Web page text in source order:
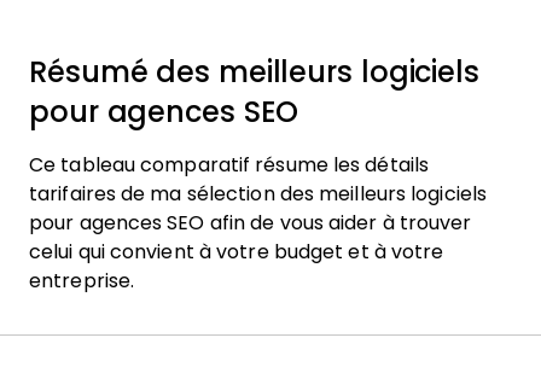
Résumé des meilleurs logiciels
pour agences SEO
Ce tableau comparatif résume les détails
tarifaires de ma sélection des meilleurs logiciels
pour agences SEO afin de vous aider à trouver
celui qui convient à votre budget et à votre
entreprise.